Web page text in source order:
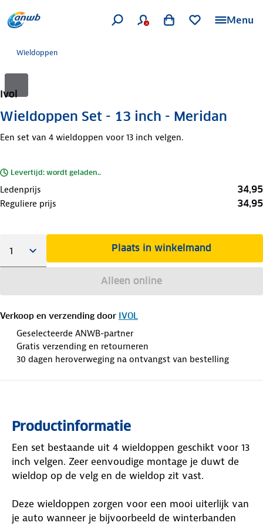
Menu
Wieldoppen
Ivol
Wieldoppen Set - 13 inch - Meridan
Een set van 4 wieldoppen voor 13 inch velgen.
Levertijd: wordt geladen..
Ledenprijs 34,95
Reguliere prijs 34,95
Plaats in winkelmand
Alleen online
Verkoop en verzending door IVOL
Geselecteerde ANWB-partner
Gratis verzending en retourneren
30 dagen heroverweging na ontvangst van bestelling
Productinformatie
Een set bestaande uit 4 wieldoppen geschikt voor 13
inch velgen. Zeer eenvoudige montage je duwt de
wieldop op de velg en de wieldop zit vast.
Deze wieldoppen zorgen voor een mooi uiterlijk van
je auto wanneer je bijvoorbeeld de winterbanden